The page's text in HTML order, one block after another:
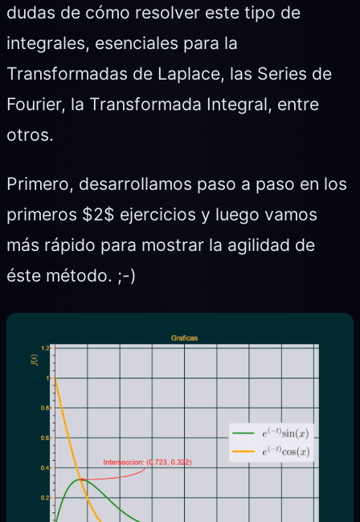
dudas de cómo resolver este tipo de
integrales, esenciales para la
Transformadas de Laplace, las Series de
Fourier, la Transformada Integral, entre
otros.
Primero, desarrollamos paso a paso en los
primeros $2$ ejercicios y luego vamos
más rápido para mostrar la agilidad de
éste método. ;-)